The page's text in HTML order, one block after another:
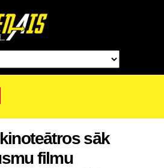
sāk
filmu